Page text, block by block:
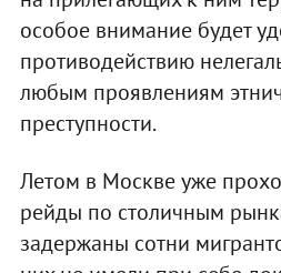
особое внимание будет
противодействию
любым проявлениям
преступности.
Летом в Москве уже
рейды по столичным
задержаны сотни